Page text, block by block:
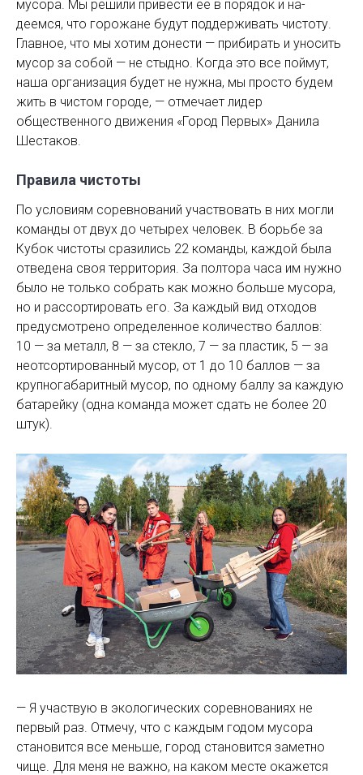
мусора. Мы решили привести ее в порядок и на­
деемся, что горожане будут поддерживать чистоту.
Главное, что мы хотим донести — прибирать и уносить
мусор за собой — не стыдно. Когда это все поймут,
наша организация будет не нужна, мы просто будем
жить в чистом городе, — отмечает лидер
общественного движения «Город Первых» Данила
Шестаков.
Правила чистоты
По условиям соревнований участвовать в них могли
команды от двух до четырех человек. В борьбе за
Кубок чистоты сразились 22 команды, каждой была
отведена своя территория. За полтора часа им нужно
было не только собрать как можно больше мусора,
но и рассортировать его. За каждый вид отходов
предусмотрено определенное количество баллов:
10 — за металл, 8 — за стекло, 7 — за пластик, 5 — за
неотсортированный мусор, от 1 до 10 баллов — за
крупногабаритный мусор, по одному баллу за каждую
батарейку (одна команда может сдать не более 20
штук).
— Я участвую в экологических соревнованиях не
первый раз. Отмечу, что с каждым годом мусора
становится все меньше, город становится заметно
чище. Для меня не важно, на каком месте окажется